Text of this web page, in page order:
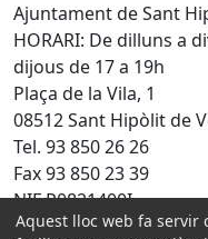
Ajuntament de Sant
HORARI: De dilluns a
dijous de 17 a 19h
Plaça de la Vila, 1
08512 Sant Hipòlit de
Tel. 93 850 26 26
Fax 93 850 23 39
NIF P0821400I
Aquest lloc web fa servir